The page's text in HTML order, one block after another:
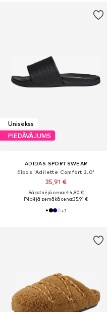
Unisekss
PIEDĀVĀJUMS
ADIDAS SPORTSWEAR
čības 'Adilette Comfort 2.0'
35,91 €
Sākotnējā cena: 44,90 €
Pēdējā zemākā cena:35,91 €
+1